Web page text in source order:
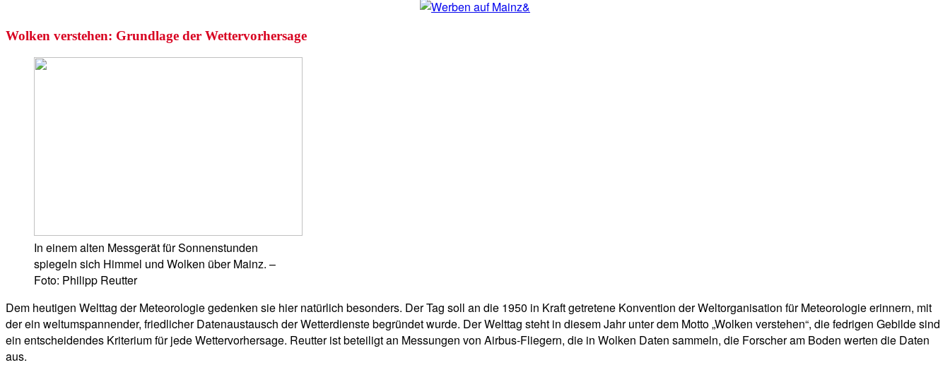
Wolken verstehen: Grundlage der Wettervorhersage
In einem alten Messgerät für Sonnenstunden
spiegeln sich Himmel und Wolken über Mainz. –
Foto: Philipp Reutter
Dem heutigen Welttag der Meteorologie gedenken sie hier natürlich besonders. Der Tag soll an die 1950 in Kraft getretene Konvention der Weltorganisation für Meteorologie erinnern, mit
der ein weltumspannender, friedlicher Datenaustausch der Wetterdienste begründet wurde. Der Welttag steht in diesem Jahr unter dem Motto „Wolken verstehen“, die fedrigen Gebilde sind
ein entscheidendes Kriterium für jede Wettervorhersage. Reutter ist beteiligt an Messungen von Airbus-Fliegern, die in Wolken Daten sammeln, die Forscher am Boden werten die Daten
aus.